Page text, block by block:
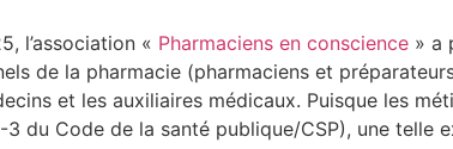
l’association « Pharmaciens en conscience » a
de la pharmacie (pharmaciens et
et les auxiliaires médicaux. Puisque les
3 du Code de la santé publique/CSP), une